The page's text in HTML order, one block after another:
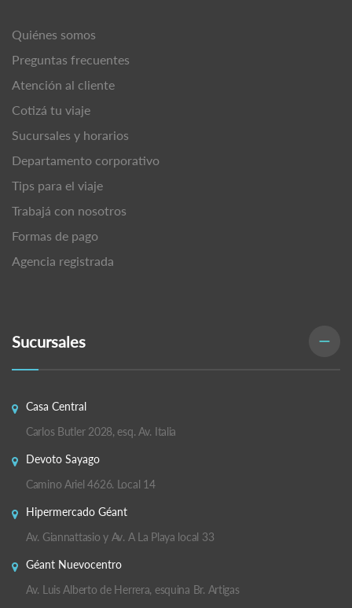
Quiénes somos
Preguntas frecuentes
Atención al cliente
Cotizá tu viaje
Sucursales y horarios
Departamento corporativo
Tips para el viaje
Trabajá con nosotros
Formas de pago
Agencia registrada
Sucursales
Casa Central
Carlos Butler 2028, esq. Av. Italia
Devoto Sayago
Camino Ariel 4626. Local 14
Hipermercado Géant
Av. Giannattasio y Av. A La Playa local 33
Géant Nuevocentro
Av. Luis Alberto de Herrera, esquina Br. Artigas